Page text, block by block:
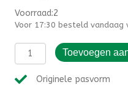
Voorraad:2
Voor 17:30 besteld vandaag
Automatten
Tesla
Model
S
Toevoegen
Originele pasvorm